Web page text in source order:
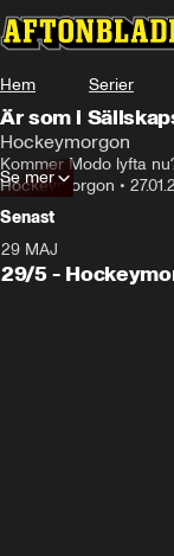
Hem Serier
Är som i
Hockeymorgon
Kommer Modo lyfta
Hockeymorgon •
Se mer
Senast
29 MAJ
29/5 -